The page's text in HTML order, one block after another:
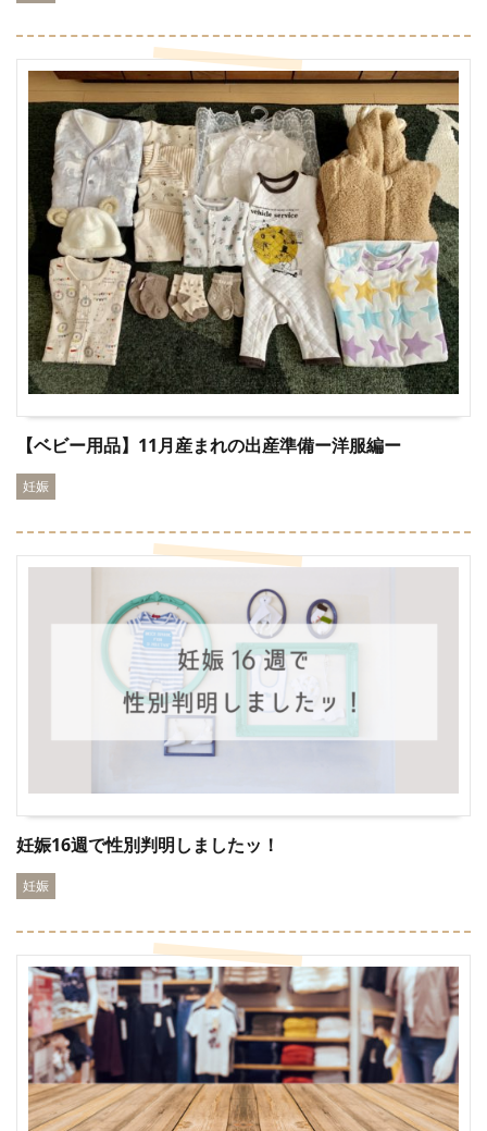
【ベビー用品】11月産まれの出産準備ー洋服編ー
妊娠
妊娠16週で性別判明しましたッ！
妊娠